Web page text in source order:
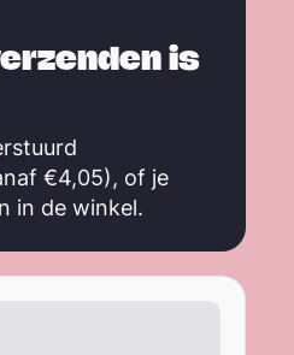
is
€4,05), of je
in de winkel.